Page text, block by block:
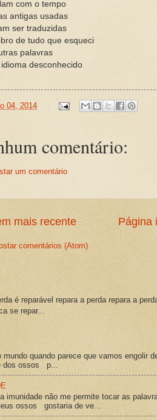
com o tempo
antigas usadas
ser traduzidas
de tudo que esqueci
palavras
desconhecido
04, 2014
comentário:
um comentário
mais recente Página
comentários (Atom)
é reparável repara a perda repara a
se repar...
quando parece que vamos engolir
dos ossos p...
imunidade não me permite tocar as
ossos gostaria de ve...